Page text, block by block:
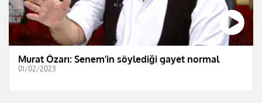
Murat Özarı: Senem'in söylediği gayet normal
01/02/2023